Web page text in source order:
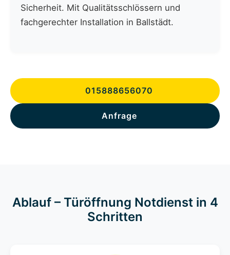
Sicherheit. Mit Qualitätsschlössern und
fachgerechter Installation in Ballstädt.
015888656070
Anfrage
Ablauf – Türöffnung Notdienst in 4
Schritten